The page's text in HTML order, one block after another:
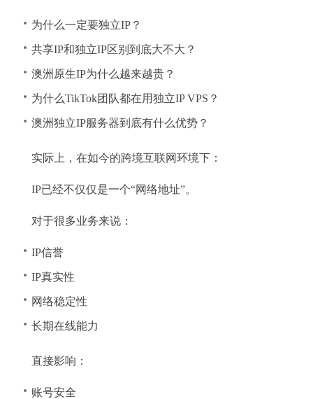
为什么一定要独立IP？
共享IP和独立IP区别到底大不大？
澳洲原生IP为什么越来越贵？
为什么TikTok团队都在用独立IP VPS？
澳洲独立IP服务器到底有什么优势？
实际上，在如今的跨境互联网环境下：
IP已经不仅仅是一个“网络地址”。
对于很多业务来说：
IP信誉
IP真实性
网络稳定性
长期在线能力
直接影响：
账号安全